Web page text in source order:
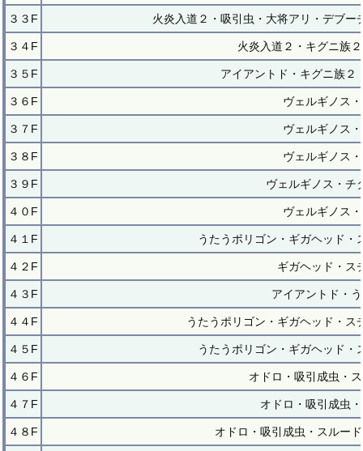
３３F 火炎入道２・吸引虫・大将アリ・デブー
３４F 火炎入道２・キグニ族
３５F アイアントド・キグニ族２
３６F ヴェルギノス
３７F ヴェルギノス
３８F ヴェルギノス
３９F ヴェルギノス・チ
４０F ヴェルギノス
４１F うたうポリゴン・ギガヘッド
４２F ギガヘッド・ス
４３F アイアントド・
４４F うたうポリゴン・ギガヘッド・
４５F うたうポリゴン・ギガヘッド
４６F オドロ・吸引成虫・
４７F オドロ・吸引成虫
４８F オドロ・吸引成虫・スルー